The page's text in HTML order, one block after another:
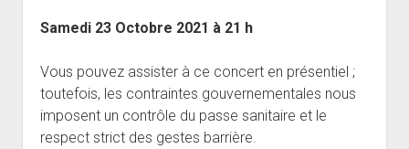
Rencontres départementales
Projection vidéos de jazz
Nos Equipements
Animer une soirée Jazz Club
Participer aux Jam Sessions
Tarifs
Réservation
Contact
Samedi 23 Octobre 2021 à 21 h
Vous pouvez assister à ce concert en présentiel ;
toutefois, les contraintes gouvernementales nous
imposent un contrôle du passe sanitaire et le
respect strict des gestes barrière.